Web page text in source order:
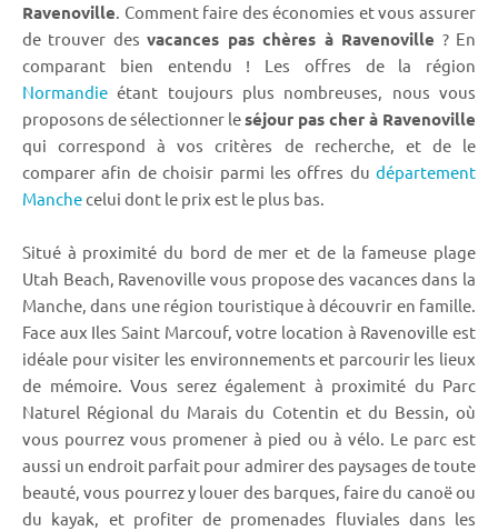
Ravenoville. Comment faire des économies et vous assurer
de trouver desvacances pas chères à Ravenoville ? En
comparant bien entendu ! Les offres de la région
Normandie étant toujours plus nombreuses, nous vous
proposons de sélectionner leséjour pas cher à Ravenoville
qui correspond à vos critères de recherche, et de le
comparer afin de choisir parmi les offres du département
Manchecelui dont le prix est le plus bas.
Situé à proximité du bord de mer et de la fameuse plage
Utah Beach, Ravenoville vous propose des vacances dans la
Manche, dans une région touristique à découvrir en famille.
Face aux Iles Saint Marcouf, votre location à Ravenoville est
idéale pour visiter les environnements et parcourir les lieux
de mémoire. Vous serez également à proximité du Parc
Naturel Régional du Marais du Cotentin et du Bessin, où
vous pourrez vous promener à pied ou à vélo. Le parc est
aussi un endroit parfait pour admirer des paysages de toute
beauté, vous pourrez y louer des barques, faire du canoë ou
du kayak, et profiter de promenades fluviales dans les